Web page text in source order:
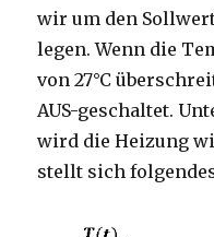
wir um den Sollwert
legen. Wenn die
von 27°C
AUS-geschaltet.
wird die Heizung
stellt sich